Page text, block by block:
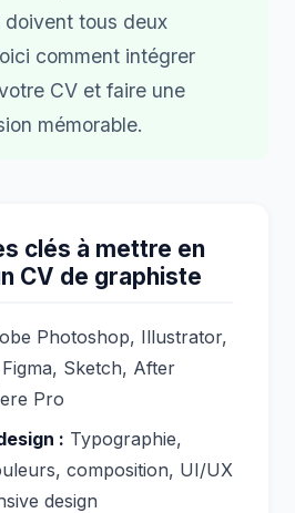
tous deux
comment intégrer
CV et faire une
mémorable.
clés à mettre en
CV de graphiste
Photoshop, Illustrator,
Sketch, After
Pro
: Typographie,
composition, UI/UX
design